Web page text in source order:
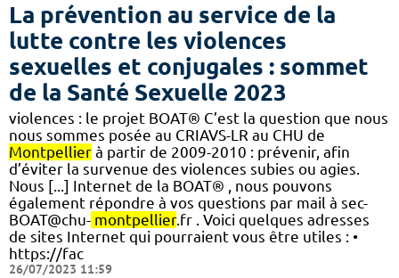
La prévention au service de la
lutte contre les violences
sexuelles et conjugales : sommet
de la Santé Sexuelle 2023
violences : le projet BOAT® C’est la question que nous
nous sommes posée au CRIAVS-LR au CHU de
Montpellier à partir de 2009-2010 : prévenir, afin
d’éviter la survenue des violences subies ou agies.
Nous [...] Internet de la BOAT® , nous pouvons
également répondre à vos questions par mail à sec-
BOAT@chu- montpellier.fr . Voici quelques adresses
de sites Internet qui pourraient vous être utiles : •
https://fac
26/07/2023 11:59